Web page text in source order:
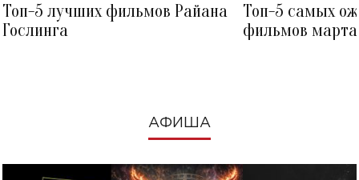
Топ-5 лучших фильмов Райана
Гослинга
Топ-5 самых
фильмов
АФИША